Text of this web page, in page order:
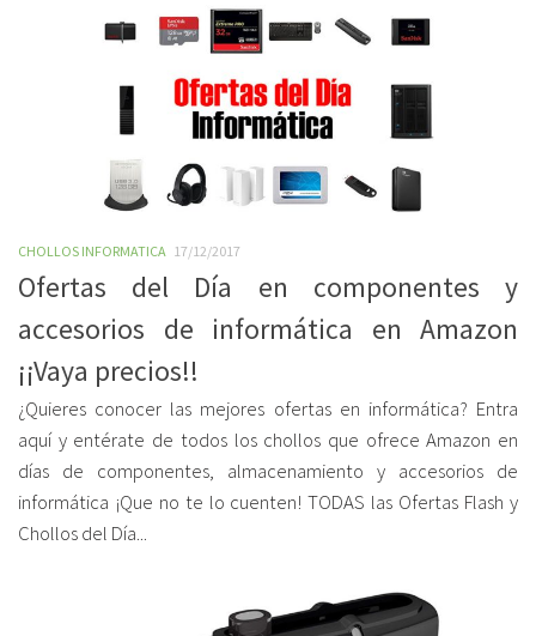
CHOLLOS INFORMATICA 17/12/2017
Ofertas del Día en componentes y
accesorios de informática en Amazon
¡¡Vaya precios!!
¿Quieres conocer las mejores ofertas en informática? Entra
aquí y entérate de todos los chollos que ofrece Amazon en
días de componentes, almacenamiento y accesorios de
informática ¡Que no te lo cuenten! TODAS las Ofertas Flash y
Chollos del Día...